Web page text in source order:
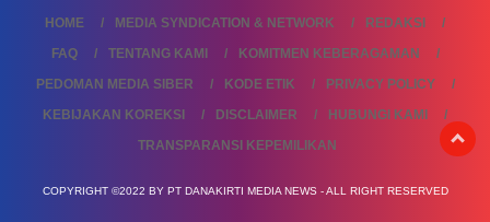
HOME MEDIA SYNDICATION & NETWORK
REDAKSI
FAQ
TENTANG KAMI
KOMITMEN KEBERAGAMAN
PEDOMAN MEDIA SIBER
KODE ETIK
PRIVACY POLICY
KEBIJAKAN KOREKSI
DISCLAIMER
HUBUNGI KAMI
TRANSPARANSI KEPEMILIKAN
COPYRIGHT ©2022 BY PT DANAKIRTI MEDIA NEWS - ALL RIGHT RESERVED